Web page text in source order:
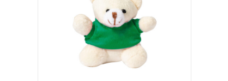
Questo
prodotto
ha
più
varianti.